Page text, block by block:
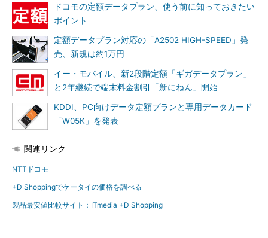
ドコモの定額データプラン、使う前に知っておきたい
ポイント
定額データプラン対応の「A2502 HIGH-SPEED」発
売、新規は約1万円
イー・モバイル、新2段階定額「ギガデータプラン」
と2年継続で端末料金割引「新にねん」開始
KDDI、PC向けデータ定額プランと専用データカード
「W05K」を発表
関連リンク
NTTドコモ
+D Shoppingでケータイの価格を調べる
製品最安値比較サイト：ITmedia +D Shopping